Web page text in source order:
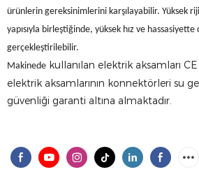
ürünlerin gereksinimlerini karşılayabilir. Yüksek
yapısıyla birleştiğinde, yüksek hız ve
gerçekleştirilebilir.
Makinede kullanılan elektrik aksamları CE
elektrik aksamlarının konnektörleri su
güvenliği garanti altına almaktadır.